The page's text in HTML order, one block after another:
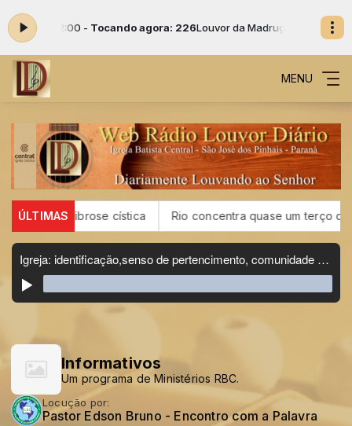
às 02:00 -Tocando agora: 226Louvor da Madrugada das 01:00
MENU
ÚLTIMAS
por fibrose cística Rio concentra quase um terço de
Informativos
Um programa de Ministérios RBC.
Locução por:
Pastor Edson Bruno - Encontro com a Palavra